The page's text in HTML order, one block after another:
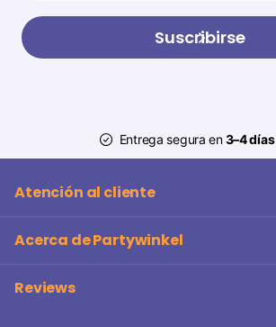
Suscribirse
Entrega segura en3–4 días
Atención al cliente
Acerca de Partywinkel
Reviews